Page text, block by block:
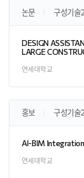
논문 구성기술2
DESIGN
LARGE
연세대학교
홍보 구성기술2
AI-BIM
연세대학교